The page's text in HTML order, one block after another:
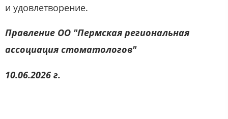
и удовлетворение.
Правление ОО "Пермская региональная
ассоциация стоматологов"
10.06.2026 г.